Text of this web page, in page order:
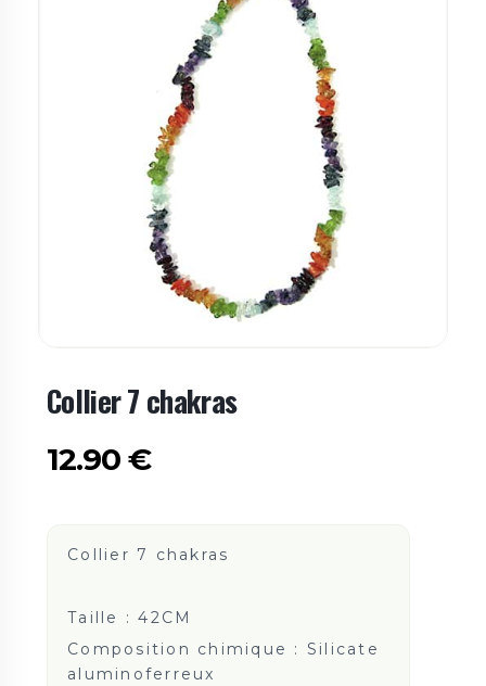
Collier 7 chakras
12.90 €
Collier 7 chakras
Taille :42CM
Composition chimique : Silicate
aluminoferreux